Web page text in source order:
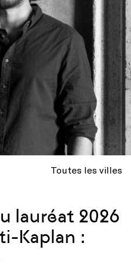
Toutes les villes
lauréat 2026
Kaplan :